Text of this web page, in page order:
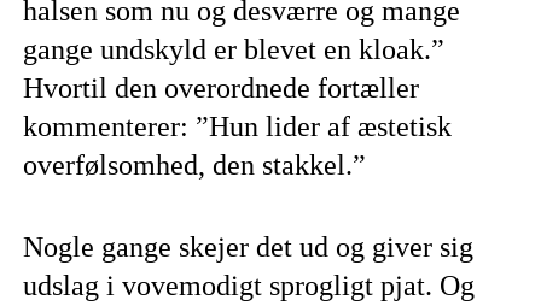
halsen som nu og desværre og mange
gange undskyld er blevet en kloak.”
Hvortil den overordnede fortæller
kommenterer: ”Hun lider af æstetisk
overfølsomhed, den stakkel.”
Nogle gange skejer det ud og giver sig
udslag i vovemodigt sprogligt pjat. Og